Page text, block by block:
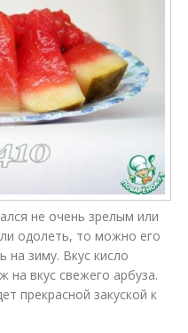
не очень зрелым или
одолеть, то можно его
на зиму. Вкус кисло
вкус свежего арбуза.
прекрасной закуской к